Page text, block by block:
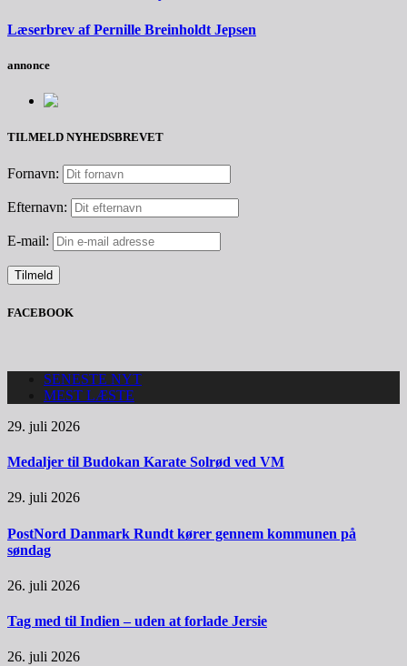
Læserbrev af Pernille Breinholdt Jepsen
annonce
TILMELD NYHEDSBREVET
Fornavn:
Efternavn:
E-mail:
FACEBOOK
SENESTE NYT
MEST LÆSTE
29. juli 2026
Medaljer til Budokan Karate Solrød ved VM
29. juli 2026
PostNord Danmark Rundt kører gennem kommunen på
søndag
26. juli 2026
Tag med til Indien – uden at forlade Jersie
26. juli 2026